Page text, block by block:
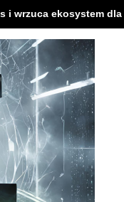
i wrzuca ekosystem